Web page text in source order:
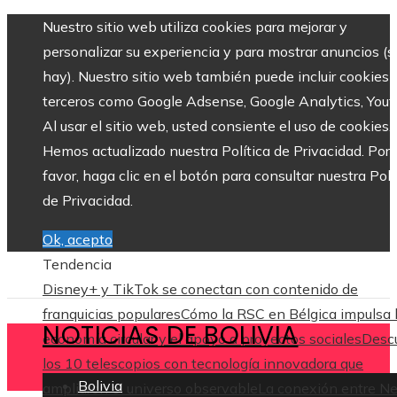
Nuestro sitio web utiliza cookies para mejorar y
personalizar su experiencia y para mostrar anuncios
hay). Nuestro sitio web también puede incluir cookies
terceros como Google Adsense, Google Analytics,
Al usar el sitio web, usted consiente el uso de cookies.
Hemos actualizado nuestra Política de Privacidad. Por
favor, haga clic en el botón para consultar nuestra
de Privacidad.
Ok, acepto
Tendencia
Disney+ y TikTok se conectan con contenido de
franquicias popularesCómo la RSC en Bélgica impulsa
economía circular y el apoyo a proyectos sociales
los 10 telescopios con tecnología innovadora que
ampliaron el universo observable La conexión entre
NOTICIAS DE BOLIVIA
Bolivia